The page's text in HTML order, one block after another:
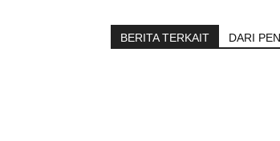
BERITA TERKAIT DARI